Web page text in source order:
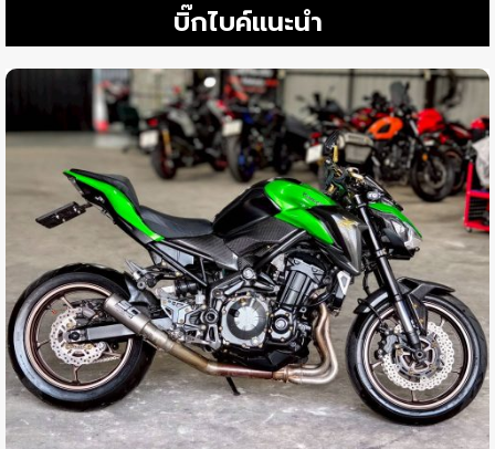
บิ๊กไบค์แนะนำ